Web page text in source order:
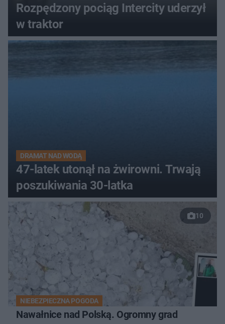
Rozpędzony pociąg Intercity uderzył
w traktor
DRAMAT NAD WODĄ
47-latek utonął na żwirowni. Trwają
poszukiwania 30-latka
10
NIEBEZPIECZNA POGODA
Nawałnice nad Polską. Ogromny grad